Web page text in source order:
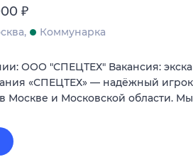
₽
Коммунарка
ООО "СПЕЦТЕХ" Вакансия:
«СПЕЦТЕХ» — надёжный
Москве и Московской области.